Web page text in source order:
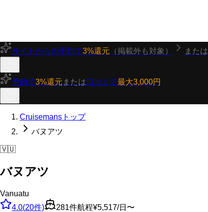
サイトからの予約で3%還元 （掲載外も対象） または
予約で3%還元 または口コミで最大3,000円
Cruisemansトップ
バヌアツ
🇻🇺
バヌアツ
Vanuatu
4.0(20件) 281件航程¥5,517/日〜